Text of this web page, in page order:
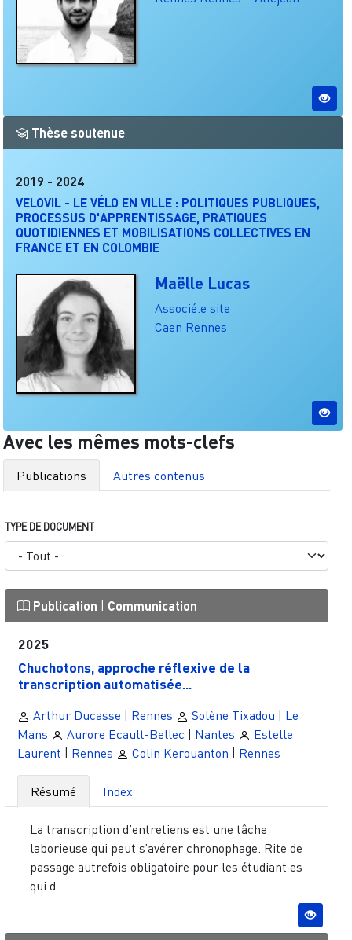
Thèse soutenue
2019 - 2024
VELOVIL - LE VÉLO EN VILLE : POLITIQUES PUBLIQUES,
PROCESSUS D'APPRENTISSAGE, PRATIQUES
QUOTIDIENNES ET MOBILISATIONS COLLECTIVES EN
FRANCE ET EN COLOMBIE
Maëlle Lucas
Associé.e site
Caen Rennes
Avec les mêmes mots-clefs
Publications Autres contenus
TYPE DE DOCUMENT
Publication Communication
2025
Chuchotons, approche réflexive de la
transcription automatisée...
Arthur Ducasse | Rennes Solène Tixadou | Le
Mans
Aurore Ecault-Bellec | Nantes
Estelle
Laurent | Rennes Colin Kerouanton | Rennes
Résumé Index
La transcription d’entretiens est une tâche
laborieuse qui peut s’avérer chronophage. Rite de
passage autrefois obligatoire pour les étudiant·es
qui d...